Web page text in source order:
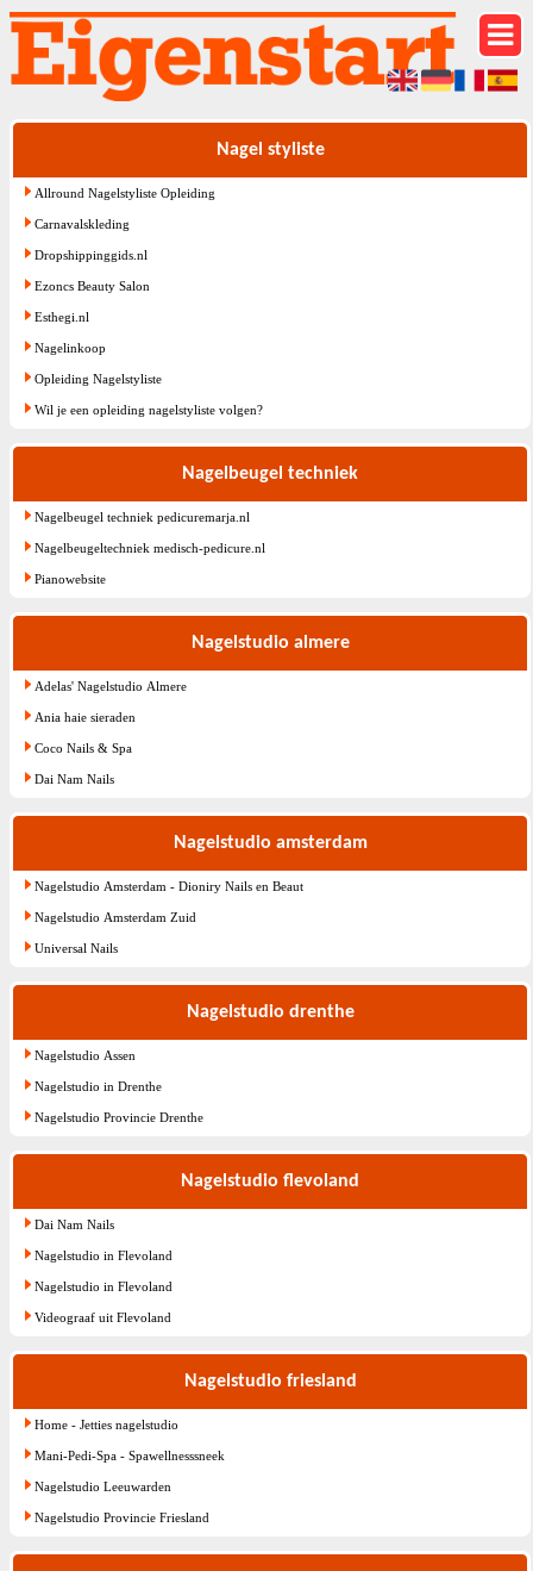
Nagel styliste
Allround Nagelstyliste Opleiding
Carnavalskleding
Dropshippinggids.nl
Ezoncs Beauty Salon
Esthegi.nl
Nagelinkoop
Opleiding Nagelstyliste
Wil je een opleiding nagelstyliste volgen?
Nagelbeugel techniek
Nagelbeugel techniek pedicuremarja.nl
Nagelbeugeltechniek medisch-pedicure.nl
Pianowebsite
Nagelstudio almere
Adelas' Nagelstudio Almere
Ania haie sieraden
Coco Nails & Spa
Dai Nam Nails
Nagelstudio amsterdam
Nagelstudio Amsterdam - Dioniry Nails en Beaut
Nagelstudio Amsterdam Zuid
Universal Nails
Nagelstudio drenthe
Nagelstudio Assen
Nagelstudio in Drenthe
Nagelstudio Provincie Drenthe
Nagelstudio flevoland
Dai Nam Nails
Nagelstudio in Flevoland
Nagelstudio in Flevoland
Videograaf uit Flevoland
Nagelstudio friesland
Home - Jetties nagelstudio
Mani-Pedi-Spa - Spawellnesssneek
Nagelstudio Leeuwarden
Nagelstudio Provincie Friesland